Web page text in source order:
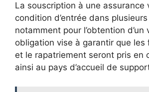
La souscription à une assurance
condition d’entrée dans
notamment pour l’obtention d’un
obligation vise à garantir que les
et le rapatriement seront pris en
ainsi au pays d’accueil de